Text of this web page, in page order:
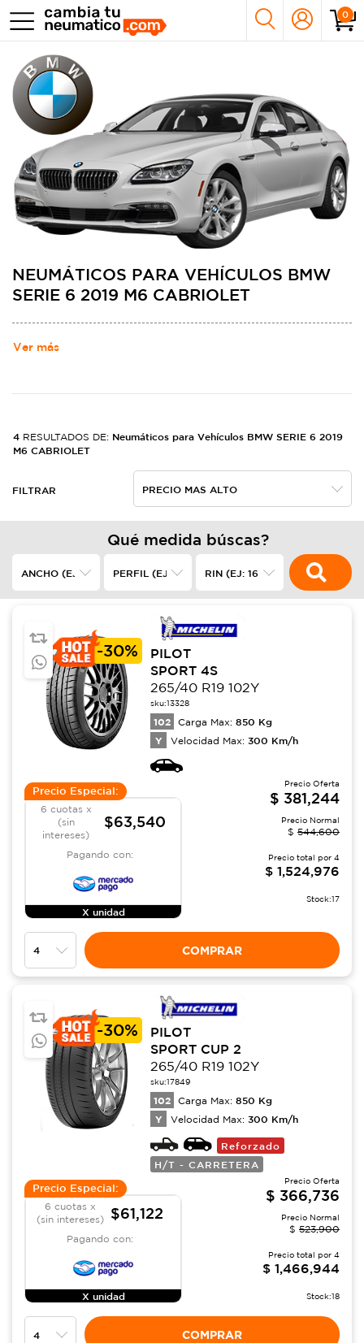
0
NEUMÁTICOS PARA VEHÍCULOS BMW
SERIE 6 2019 M6 CABRIOLET
Ver más
4 RESULTADOS DE: Neumáticos para Vehículos BMW SERIE 6 2019
M6 CABRIOLET
FILTRAR
Qué medida búscas?
-30%
PILOT
SPORT 4S
265/40 R19 102Y
sku:13328
102 Carga Max: 850 Kg
Y Velocidad Max: 300 Km/h
Precio Especial:
6 cuotas x
(sin
intereses)
$63,540
Pagando con:
X unidad
Precio Oferta
$ 381,244
Precio Normal
$ 544,600
Precio total por 4
$ 1,524,976
Stock:17
COMPRAR
-30%
PILOT
SPORT CUP 2
265/40 R19 102Y
sku:17849
102 Carga Max: 850 Kg
Y Velocidad Max: 300 Km/h
Reforzado
H/T - CARRETERA
Precio Especial:
6 cuotas x
(sin intereses)
$61,122
Pagando con:
X unidad
Precio Oferta
$ 366,736
Precio Normal
$ 523,900
Precio total por 4
$ 1,466,944
Stock:18
COMPRAR